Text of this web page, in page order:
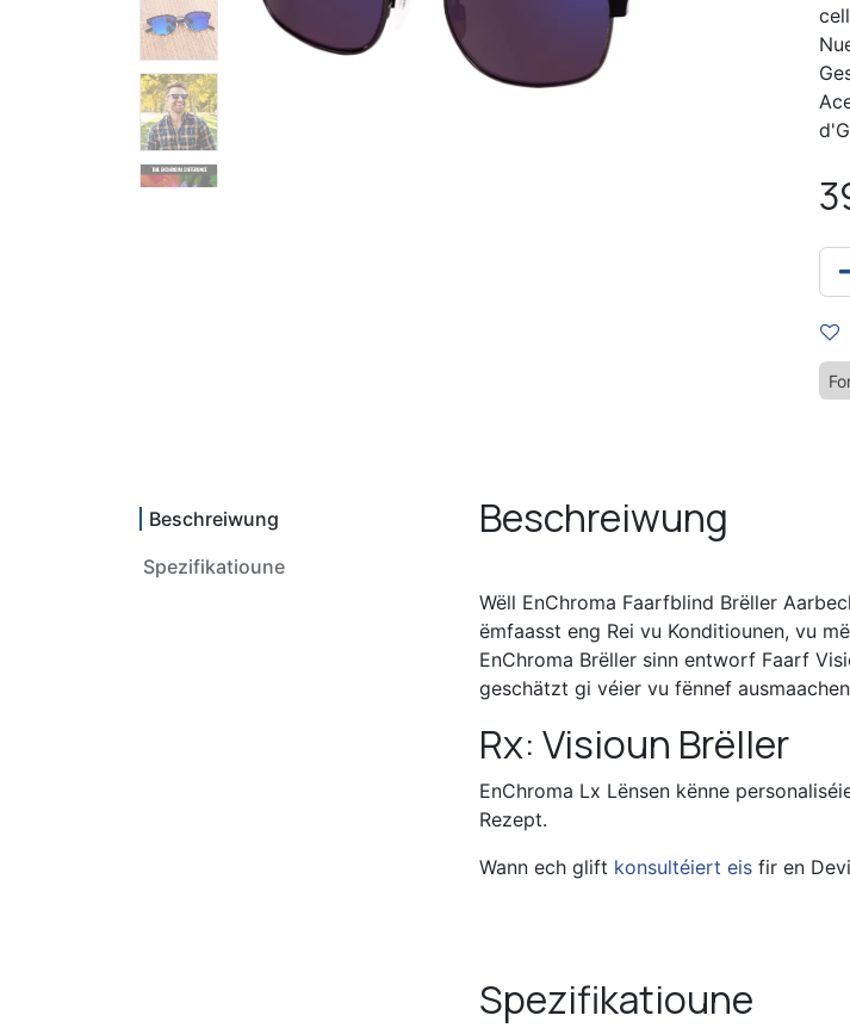
Beschreiwung
Spezifikatioune
Beschreiwung
Wëll EnChroma Faarfblind Brëller
ëmfaasst eng Rei vu Konditiounen, vu
EnChroma Brëller sinn entworf Faarf
geschätzt gi véier vu fënnef
Rx: Visioun Brëller
EnChroma Lx Lënsen kënne
Rezept.
Wann ech glift konsultéiert eis fir en
Spezifikatioune